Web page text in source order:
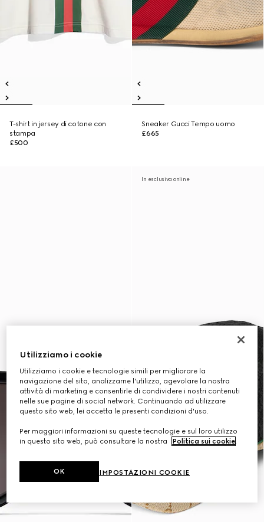
T-shirt in jersey di cotone con
stampa
£500
Sneaker Gucci Tempo uomo
£665
In esclusiva online
Utilizziamo i cookie
Utilizziamo i cookie e tecnologie simili per migliorare la
navigazione del sito, analizzarne l'utilizzo, agevolare la nostra
attività di marketing e consentirle di condividere i nostri contenuti
nelle sue pagine di social network. Continuando ad utilizzare
questo sito web, lei accetta le presenti condizioni d'uso.
Per maggiori informazioni su queste tecnologie e sul loro utilizzo
in questo sito web, può consultare la nostra
Politica sui cookie.
IMPOSTAZIONI COOKIE
OK